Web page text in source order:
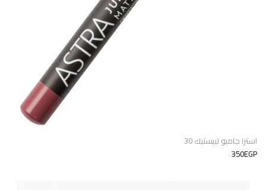
استرا جامبو ليبستيك 30
350EGP